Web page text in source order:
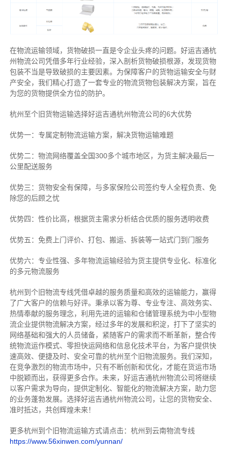
在物流运输领域，货物破损一直是令企业头疼的问题。好运吉通杭
州物流公司凭借多年行业经验，深入剖析货物破损根源，发现货物
包装不当是导致破损的主要因素。为保障客户的货物运输安全与财
产安全，我们精心打造了一套专业的物流货物包装解决方案，旨在
为您的货物提供全方位的防护。
杭州至个旧货物运输选择好运吉通杭州物流公司的6大优势
优势一：专属定制物流运输方案，解决货物运输难题
优势二：物流网络覆盖全国300多个城市地区，为货主解决最后一
公里配送服务
优势三：货物安全有保障，与多家保险公司签约专人全程负责、免
除您的后顾之忧
优势四：性价比高，根据货主需求分析结合优质的服务透明收费
优势五：免费上门评价、打包、搬运、拆装等一站式门到门服务
优势六：专业性强、多年物流运输经验为货主提供专业化、标准化
的多元物流服务
杭州到个旧物流专线凭借卓越的服务质量和高效的运输能力，赢得
了广大客户的信赖与好评。 秉承以客为尊、专业专注、高效务实、
热情奉献的服务理念，利用先进的运输和仓储管理系统为中小型物
流企业提供物流解决方案，经过多年的发展和积淀，打下了坚实的
网络基础和强大的人员储备，紧随客户的需求而不断革新，整合传
统物流运作模式、零担快运网络和信息化技术平台，为客户提供快
速高效、便捷及时、安全可靠的杭州至个旧物流服务。 我们深知，
在竞争激烈的物流市场中，只有不断创新和优化，才能在货运市场
中脱颖而出，获得更多合作。 未来，好运吉通杭州物流公司将继续
以客户需求为导向，提供定制化、智能化的物流解决方案，助力您
的业务蓬勃发展。选择好运吉通杭州物流公司，让您的货物安全、
准时抵达，共创辉煌未来！
更多杭州到个旧物流运输方式请点击：杭州到云南物流专线
https://www.56xinwen.com/yunnan/